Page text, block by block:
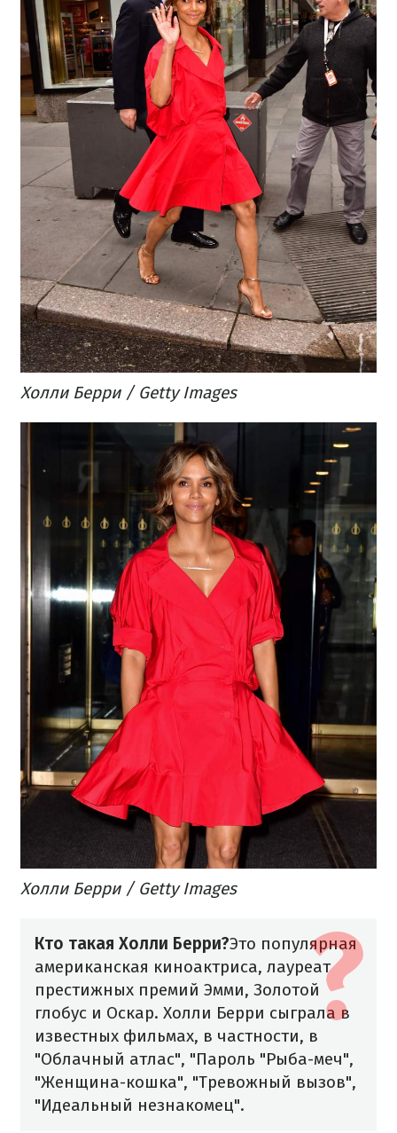
Холли Берри / Getty Images
Холли Берри / Getty Images
Кто такая Холли Берри?Это популярная
американская киноактриса, лауреат
престижных премий Эмми, Золотой
глобус и Оскар. Холли Берри сыграла в
известных фильмах, в частности, в
"Облачный атлас", "Пароль "Рыба-меч",
"Женщина-кошка", "Тревожный вызов",
"Идеальный незнакомец".